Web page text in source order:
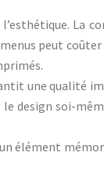
La
peut
une qualité
design soi-
élément